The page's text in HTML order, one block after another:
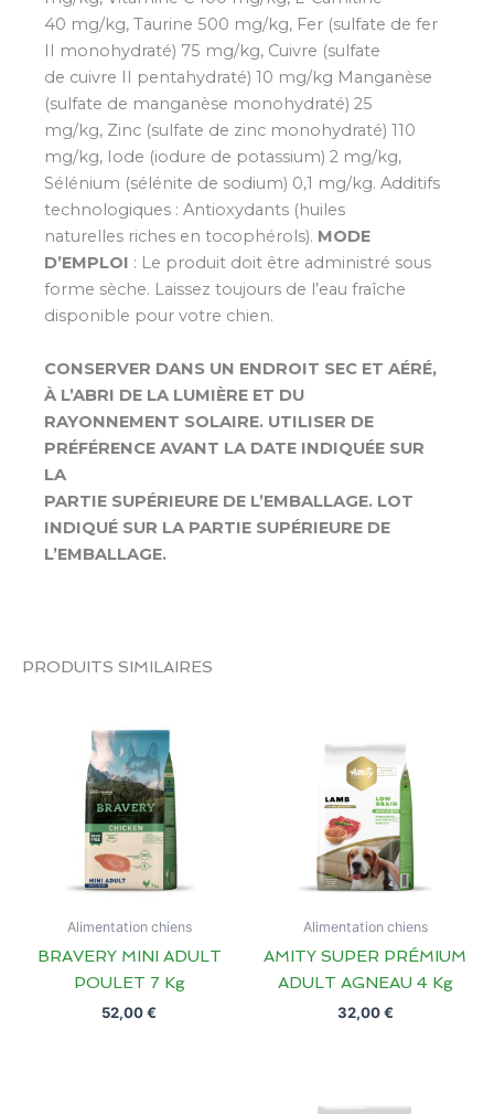
40 mg/kg, Taurine 500 mg/kg, Fer (sulfate de fer
II monohydraté) 75 mg/kg, Cuivre (sulfate
de cuivre II pentahydraté) 10 mg/kg Manganèse
(sulfate de manganèse monohydraté) 25
mg/kg, Zinc (sulfate de zinc monohydraté) 110
mg/kg, Iode (iodure de potassium) 2 mg/kg,
Sélénium (sélénite de sodium) 0,1 mg/kg. Additifs
technologiques : Antioxydants (huiles
naturelles riches en tocophérols). MODE
D’EMPLOI : Le produit doit être administré sous
forme sèche. Laissez toujours de l’eau fraîche
disponible pour votre chien.
CONSERVER DANS UN ENDROIT SEC ET AÉRÉ,
À L’ABRI DE LA LUMIÈRE ET DU
RAYONNEMENT SOLAIRE. UTILISER DE
PRÉFÉRENCE AVANT LA DATE INDIQUÉE SUR
LA
PARTIE SUPÉRIEURE DE L’EMBALLAGE. LOT
INDIQUÉ SUR LA PARTIE SUPÉRIEURE DE
L’EMBALLAGE.
PRODUITS SIMILAIRES
Alimentation chiens
BRAVERY MINI ADULT
POULET 7 Kg
52,00€
Alimentation chiens
AMITY SUPER PRÉMIUM
ADULT AGNEAU 4 Kg
32,00€